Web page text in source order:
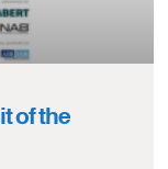
of the